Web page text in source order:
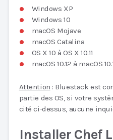
Windows XP
Windows 10
macOS Mojave
macOS Catalina
OS X 10 à OS X 10.11
macOS 10.12 à macOS
Attention : Bluestack est
partie des OS, si votre
cité ci-dessus, aucune
Installer Chef